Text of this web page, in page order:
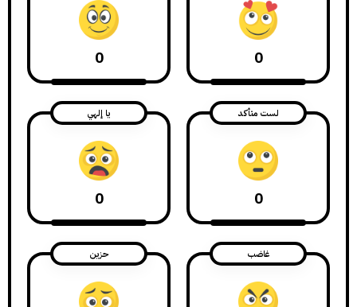
0
0
لست متأكد
0
يا إلهي
0
غاضب حزين